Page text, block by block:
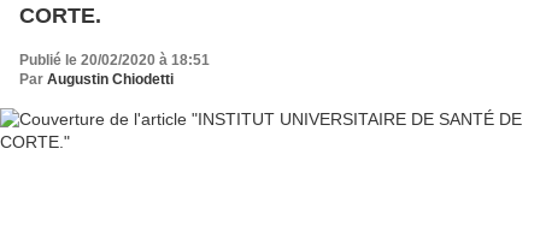
CORTE.
Publié le 20/02/2020 à 18:51
Par Augustin Chiodetti